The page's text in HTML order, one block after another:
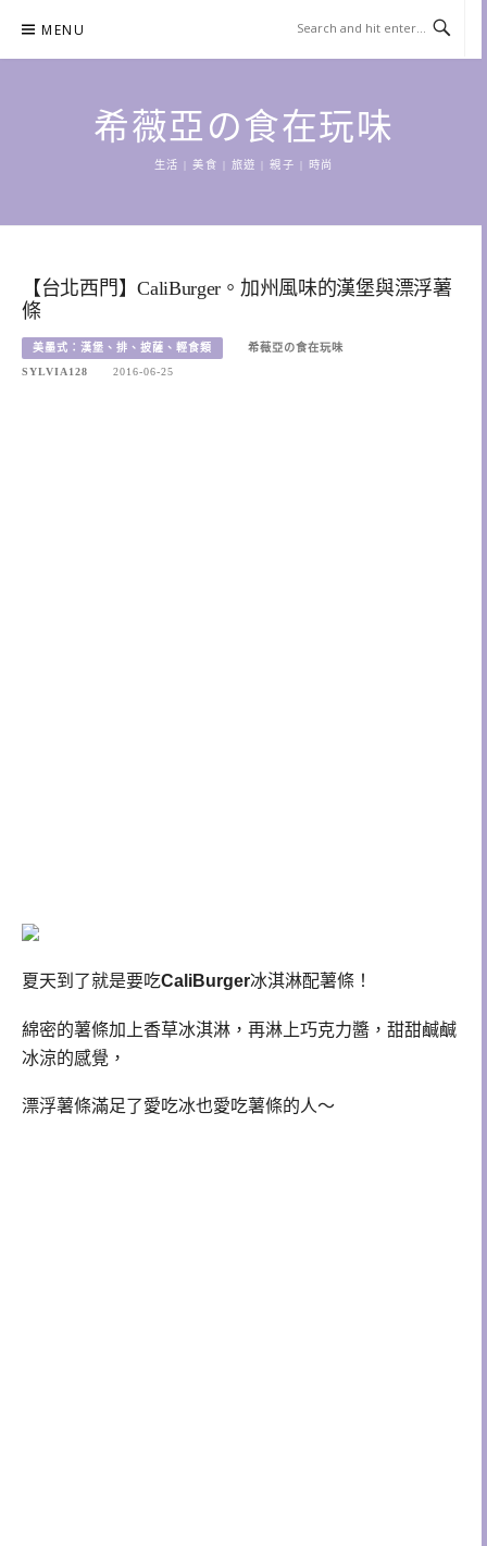
content
MENU
希薇亞の食在玩味
生活 | 美食 | 旅遊 | 親子 | 時尚
【台北西門】CaliBurger。加州風味的漢堡與漂浮薯
條
美墨式：漢堡、排、披薩、輕食類
希薇亞の食在玩味
SYLVIA128
2016-06-25
夏天到了就是要吃CaliBurger冰淇淋配薯條！
綿密的薯條加上香草冰淇淋，再淋上巧克力醬，甜甜鹹鹹
冰涼的感覺，
漂浮薯條滿足了愛吃冰也愛吃薯條的人～